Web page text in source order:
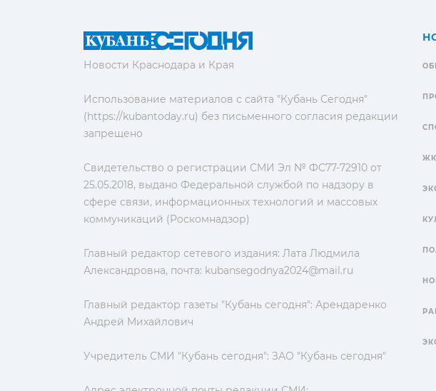
Новости Краснодара и Края
Использование материалов с сайта "Кубань Сегодня"
(https://kubantoday.ru) без письменного согласия редакции
запрещено
Свидетельство о регистрации СМИ Эл № ФС77-72910 от
25.05.2018, выдано Федеральной службой по надзору в
сфере связи, информационных технологий и массовых
коммуникаций (Роскомнадзор)
Главный редактор сетевого издания: Лата Людмила
Александровна, почта: kubansegodnya2024@mail.ru
Главный редактор газеты "Кубань сегодня": Арендаренко
Андрей Михайлович
Учредитель СМИ "Кубань сегодня": ЗАО "Кубань сегодня"